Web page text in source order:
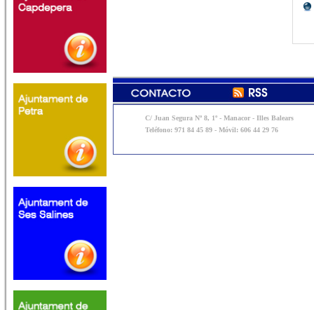
C/ Juan Segura Nº 8, 1º - Manacor - Illes Balears
Teléfono: 971 84 45 89 - Móvil: 606 44 29 76